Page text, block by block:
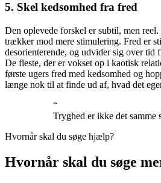
5. Skel kedsomhed fra fred
Den oplevede forskel er subtil, men
trækker mod mere stimulering. Fred er
desorienterende, og udvider sig over tid
De fleste, der er vokset op i kaotisk
første ugers fred med kedsomhed og
længe nok til at finde ud af, hvad det
“
Tryghed er ikke det samme
Hvornår skal du søge hjælp?
Hvornår skal du søge